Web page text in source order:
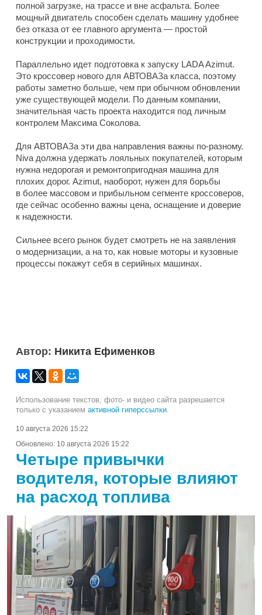
полной загрузке, на трассе и вне асфальта. Более
мощный двигатель способен сделать машину удобнее
без отказа от ее главного аргумента — простой
конструкции и проходимости.
Параллельно идет подготовка к запуску LADA Azimut.
Это кроссовер нового для АВТОВАЗа класса, поэтому
работы заметно больше, чем при обычном обновлении
уже существующей модели. По данным компании,
значительная часть проекта находится под личным
контролем Максима Соколова.
Для АВТОВАЗа эти два направления важны по-разному.
Niva должна удержать лояльных покупателей, которым
нужна недорогая и ремонтопригодная машина для
плохих дорог. Azimut, наоборот, нужен для борьбы
в более массовом и прибыльном сегменте кроссоверов,
где сейчас особенно важны цена, оснащение и доверие
к надежности.
Сильнее всего рынок будет смотреть не на заявления
о модернизации, а на то, как новые моторы и кузовные
процессы покажут себя в серийных машинах.
Автор: Никита Ефименков
Использование текстов, фото- и видео сайта разрешается
только с указанием активной гиперссылки.
10 августа 2026 15:22
Обновлено: 10 августа 2026 15:22
Четыре привычки
водителя, которые влияют
на расход топлива